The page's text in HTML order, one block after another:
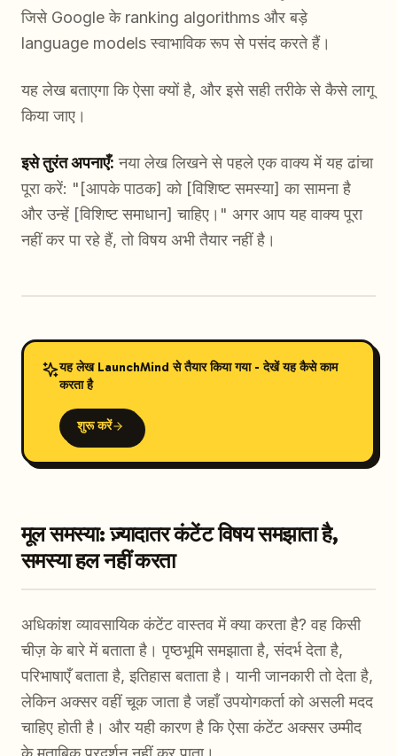
जिसे Google के ranking algorithms और बड़े
language models स्वाभाविक रूप से पसंद करते हैं।
यह लेख बताएगा कि ऐसा क्यों है, और इसे सही तरीके से कैसे लागू
किया जाए।
इसे तुरंत अपनाएँ: नया लेख लिखने से पहले एक वाक्य में यह ढांचा
पूरा करें: "[आपके पाठक] को [विशिष्ट समस्या] का सामना है
और उन्हें [विशिष्ट समाधान] चाहिए।" अगर आप यह वाक्य पूरा
नहीं कर पा रहे हैं, तो विषय अभी तैयार नहीं है।
यह लेख LaunchMind से तैयार किया गया - देखें यह कैसे काम
करता है
शुरू करें
मूल समस्या: ज़्यादातर कंटेंट विषय समझाता है,
समस्या हल नहीं करता
अधिकांश व्यावसायिक कंटेंट वास्तव में क्या करता है? वह किसी
चीज़ के बारे में बताता है। पृष्ठभूमि समझाता है, संदर्भ देता है,
परिभाषाएँ बताता है, इतिहास बताता है। यानी जानकारी तो देता है,
लेकिन अक्सर वहीं चूक जाता है जहाँ उपयोगकर्ता को असली मदद
चाहिए होती है। और यही कारण है कि ऐसा कंटेंट अक्सर उम्मीद